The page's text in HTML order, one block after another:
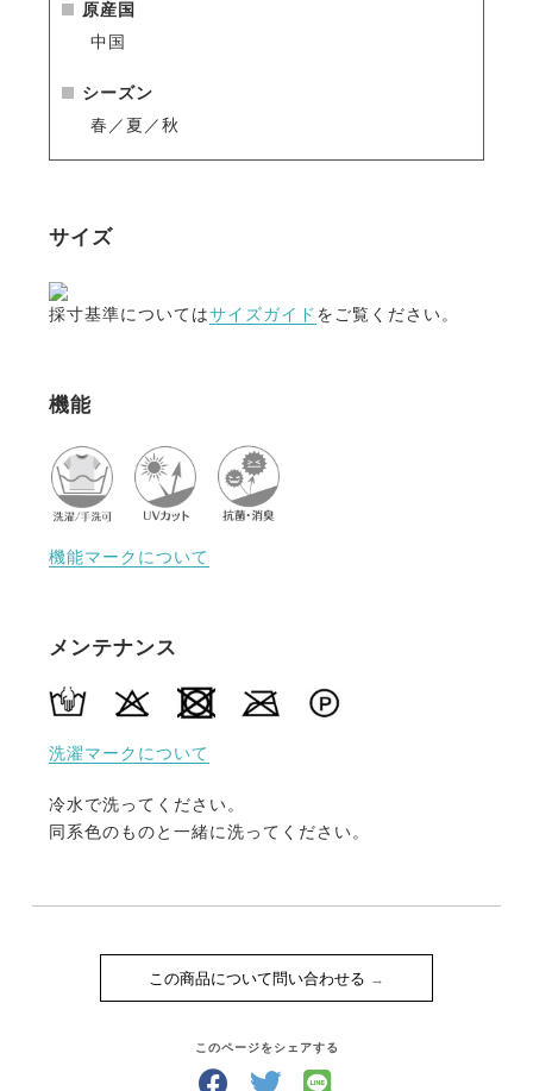
原産国
中国
シーズン
春／夏／秋
サイズ
採寸基準についてはサイズガイド をご覧ください。
機能
機能マークについて
メンテナンス
洗濯マークについて
冷水で洗ってください。
同系色のものと一緒に洗ってください。
この商品について問い合わせる
このページをシェアする